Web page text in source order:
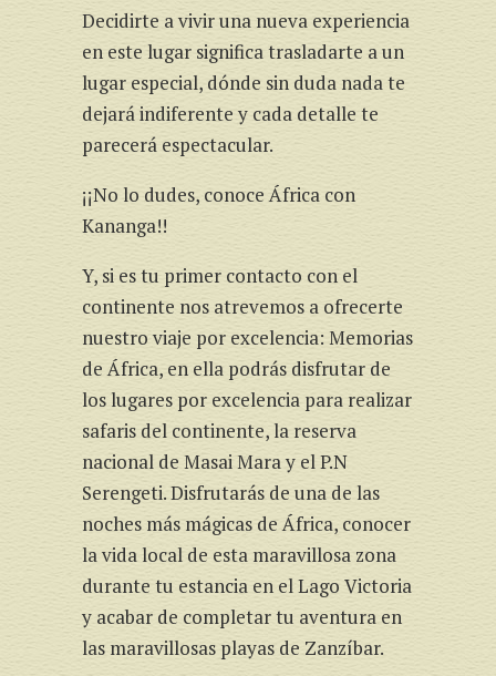
Decidirte a vivir una nueva experiencia
en este lugar significa trasladarte a un
lugar especial, dónde sin duda nada te
dejará indiferente y cada detalle te
parecerá espectacular.
¡¡No lo dudes, conoce África con
Kananga!!
Y, si es tu primer contacto con el
continente nos atrevemos a ofrecerte
nuestro viaje por excelencia: Memorias
de África, en ella podrás disfrutar de
los lugares por excelencia para realizar
safaris del continente, la reserva
nacional de Masai Mara y el P.N
Serengeti. Disfrutarás de una de las
noches más mágicas de África, conocer
la vida local de esta maravillosa zona
durante tu estancia en el Lago Victoria
y acabar de completar tu aventura en
las maravillosas playas de Zanzíbar.